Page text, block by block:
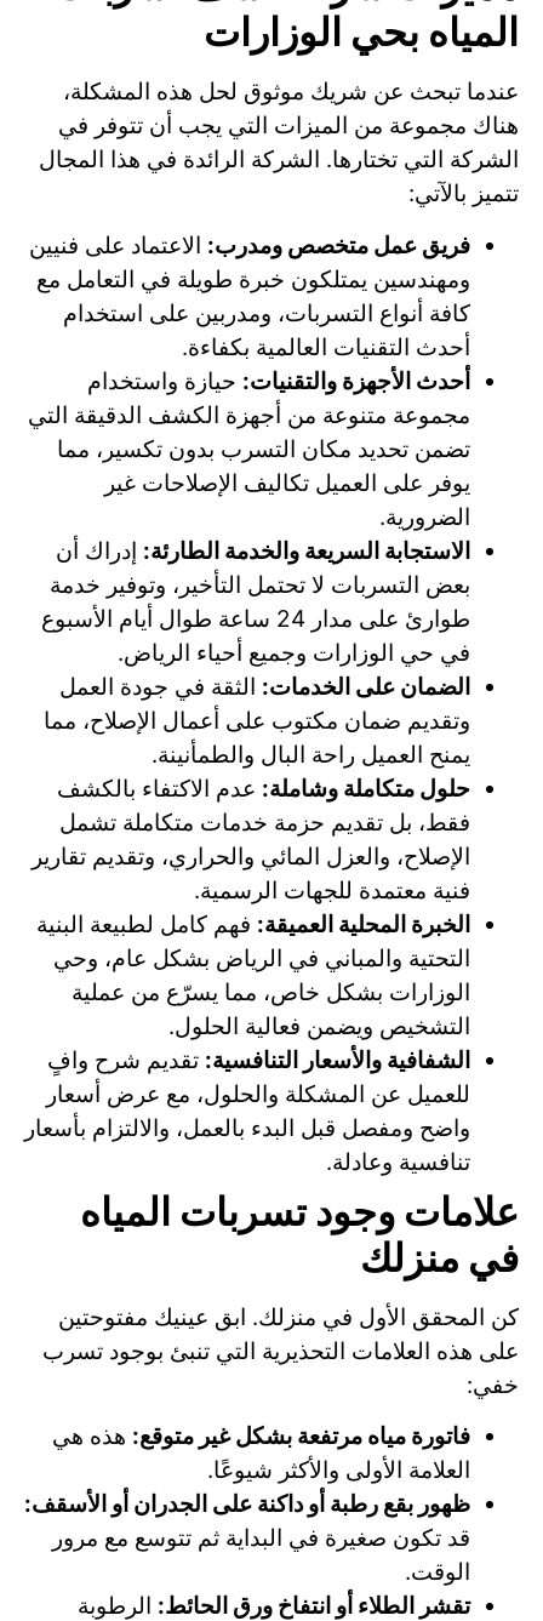
المياه بحي الوزارات
عندما تبحث عن شريك موثوق لحل هذه المشكلة،
هناك مجموعة من الميزات التي يجب أن تتوفر في
الشركة التي تختارها. الشركة الرائدة في هذا المجال
تتميز بالآتي:
فريق عمل متخصص ومدرب: الاعتماد على فنيين
ومهندسين يمتلكون خبرة طويلة في التعامل مع
كافة أنواع التسربات، ومدربين على استخدام
أحدث التقنيات العالمية بكفاءة.
أحدث الأجهزة والتقنيات: حيازة واستخدام
مجموعة متنوعة من أجهزة الكشف الدقيقة التي
تضمن تحديد مكان التسرب بدون تكسير، مما
يوفر على العميل تكاليف الإصلاحات غير
الضرورية.
الاستجابة السريعة والخدمة الطارئة: إدراك أن
بعض التسربات لا تحتمل التأخير، وتوفير خدمة
طوارئ على مدار 24 ساعة طوال أيام الأسبوع
في حي الوزارات وجميع أحياء الرياض.
الضمان على الخدمات: الثقة في جودة العمل
وتقديم ضمان مكتوب على أعمال الإصلاح، مما
يمنح العميل راحة البال والطمأنينة.
حلول متكاملة وشاملة: عدم الاكتفاء بالكشف
فقط، بل تقديم حزمة خدمات متكاملة تشمل
الإصلاح، والعزل المائي والحراري، وتقديم تقارير
فنية معتمدة للجهات الرسمية.
الخبرة المحلية العميقة: فهم كامل لطبيعة البنية
التحتية والمباني في الرياض بشكل عام، وحي
الوزارات بشكل خاص، مما يسرّع من عملية
التشخيص ويضمن فعالية الحلول.
الشفافية والأسعار التنافسية: تقديم شرح وافٍ
للعميل عن المشكلة والحلول، مع عرض أسعار
واضح ومفصل قبل البدء بالعمل، والالتزام بأسعار
تنافسية وعادلة.
علامات وجود تسربات المياه
في منزلك
كن المحقق الأول في منزلك. ابق عينيك مفتوحتين
على هذه العلامات التحذيرية التي تنبئ بوجود تسرب
خفي:
فاتورة مياه مرتفعة بشكل غير متوقع: هذه هي
العلامة الأولى والأكثر شيوعًا.
ظهور بقع رطبة أو داكنة على الجدران أو الأسقف:
قد تكون صغيرة في البداية ثم تتوسع مع مرور
الوقت.
تقشر الطلاء أو انتفاخ ورق الحائط: الرطوبة